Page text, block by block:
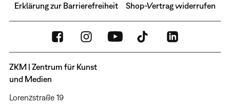
Erklärung zur Barrierefreiheit Shop-Vertrag widerrufen
ZKM | Zentrum für Kunst
und Medien
Lorenzstraße 19